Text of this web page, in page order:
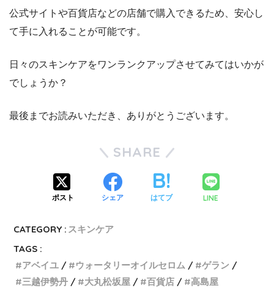
公式サイトや百貨店などの店舗で購入できるため、安心し
て手に入れることが可能です。
日々のスキンケアをワンランクアップさせてみてはいかが
でしょうか？
最後までお読みいただき、ありがとうございます。
SHARE
ポスト シェア はてブ LINE
CATEGORY : スキンケア
TAGS :
アベイユ
ウォータリーオイルセロム
ゲラン
三越伊勢丹
大丸松坂屋 百貨店 高島屋